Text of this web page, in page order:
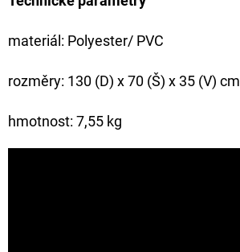
materiál: Polyester/ PVC
rozměry: 130 (D) x 70 (Š) x 35 (V) cm
hmotnost: 7,55 kg